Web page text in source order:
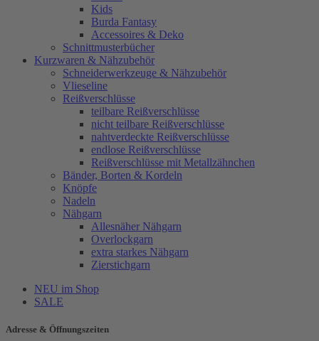
Kids
Burda Fantasy
Accessoires & Deko
Schnittmusterbücher
Kurzwaren & Nähzubehör
Schneiderwerkzeuge & Nähzubehör
Vlieseline
Reißverschlüsse
teilbare Reißverschlüsse
nicht teilbare Reißverschlüsse
nahtverdeckte Reißverschlüsse
endlose Reißverschlüsse
Reißverschlüsse mit Metallzähnchen
Bänder, Borten & Kordeln
Knöpfe
Nadeln
Nähgarn
Allesnäher Nähgarn
Overlockgarn
extra starkes Nähgarn
Zierstichgarn
NEU im Shop
SALE
Adresse & Öffnungszeiten